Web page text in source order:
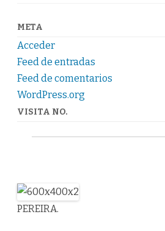
META
Acceder
Feed de entradas
Feed de comentarios
WordPress.org
VISITA NO.
PEREIRA.